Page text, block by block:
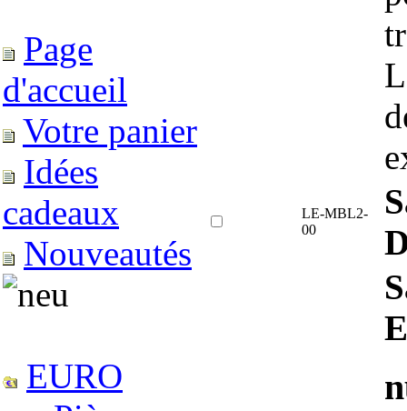
Page
d'accueil
Votre panier
Idées
cadeaux
Nouveautés
EURO
LE-MBL2-
00